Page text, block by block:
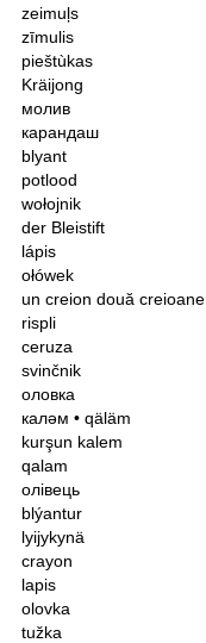
zeimuļs
zīmulis
pieštùkas
Kräijong
молив
карандаш
blyant
potlood
wołojnik
der Bleistift
lápis
ołówek
un creiondouă creioane
rispli
ceruza
svinčnik
оловка
каләм• qäläm
kurşun kalem
qalam
олівець
blýantur
lyijykynä
crayon
lapis
olovka
tužka